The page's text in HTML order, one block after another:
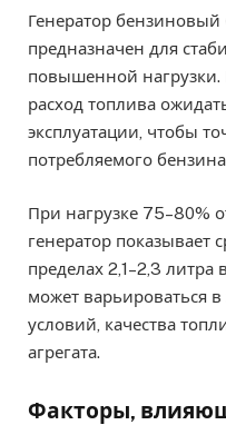
Генератор
предназначен для
повышенной
расход топлива
эксплуатации, чтобы
потребляемого
При нагрузке 75–80%
генератор показывает
пределах 2,1–2,3 литра
может варьироваться
условий, качества
агрегата.
Факторы,